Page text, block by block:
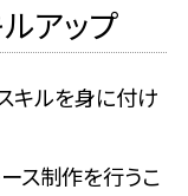
アップ
キルを身に付け
ス制作を行うこ